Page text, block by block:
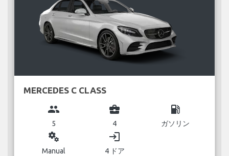
MERCEDES C CLASS
group
5
business_center
4
local_gas_station
ガソリン
miscellaneous_services
Manual
login
4 ドア